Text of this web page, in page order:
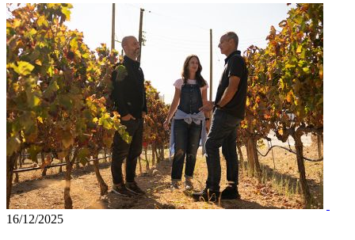
16/12/2025